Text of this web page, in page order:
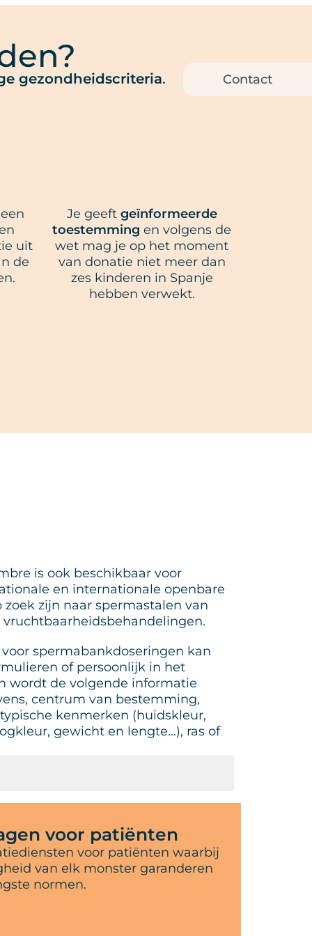
gezondheidscriteria.
uit
de
Je geeft geïnformeerde
toestemming en volgens de
wet mag je op het moment
van donatie niet meer dan
zes kinderen in Spanje
hebben verwekt.
is ook beschikbaar voor
en internationale openbare
zijn naar spermastalen van
voor spermabankdoseringen kan
of persoonlijk in het
wordt de volgende informatie
centrum van bestemming,
kenmerken (huidskleur,
gewicht en lengte…), ras of
voor patiënten
voor patiënten waarbij
van elk monster garanderen
normen.
Contact